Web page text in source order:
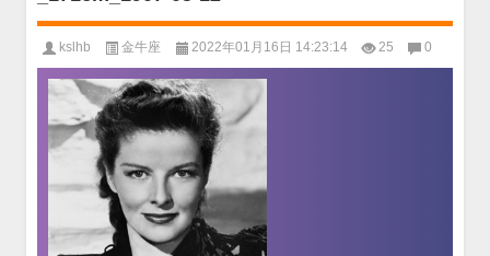
kslhb 金牛座 2022年01月16日 14:23:14 25 0